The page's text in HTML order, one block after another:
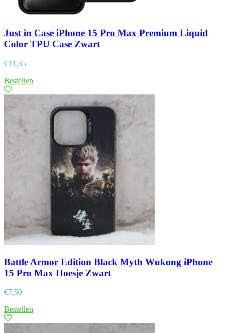
Just in Case iPhone 15 Pro Max Premium Liquid
Color TPU Case Zwart
€11,35
Bestellen
Battle Armor Edition Black Myth Wukong iPhone
15 Pro Max Hoesje Zwart
€7,50
Bestellen